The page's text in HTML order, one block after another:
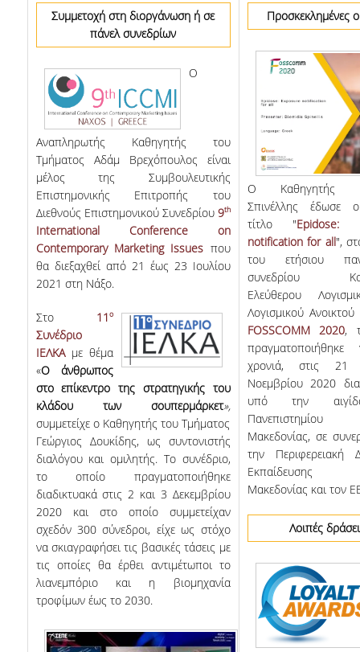
Συμμετοχή στη διοργάνωση ή σε
πάνελ συνεδρίων
O
Αναπληρωτής Καθηγητής του
Τμήματος Αδάμ Βρεχόπουλος είναι
μέλος της Συμβουλευτικής
Επιστημονικής Επιτροπής του
Διεθνούς Επιστημονικού Συνεδρίου 9th
International Conference on
Contemporary Marketing Issues που
θα διεξαχθεί από 21 έως 23 Ιουλίου
2021 στη Νάξο.
Στο 11ο
Συνέδριο
ΙΕΛΚΑμε θέμα
«Ο άνθρωπος
στο επίκεντρο της στρατηγικής του
κλάδου των σουπερμάρκετ»,
συμμετείχε ο Καθηγητής του Τμήματος
Γεώργιος Δουκίδης, ως συντονιστής
διαλόγου και ομιλητής. Το συνέδριο,
το οποίο πραγματοποιήθηκε
διαδικτυακά στις 2 και 3 Δεκεμβρίου
2020 και στο οποίο συμμετείχαν
σχεδόν 300 σύνεδροι, είχε ως στόχο
να σκιαγραφήσει τις βασικές τάσεις με
τις οποίες θα έρθει αντιμέτωποι το
λιανεμπόριο και η βιομηχανία
τροφίμων έως το 2030.
Προσκεκλημένες
Ο Καθηγητής
Σπινέλλης έδωσε
τίτλο "Epidose:
notification for all",
του ετήσιου
συνεδρίου
Ελεύθερου
Λογισμικού
FOSSCOMM 2020,
χρονιά, στις
Νοεμβρίου 2020
υπό την
Πανεπιστημίου
Μακεδονίας, σε
την Περιφερειακή
Εκπαίδευσης
Μακεδονίας και τον
Λοιπές